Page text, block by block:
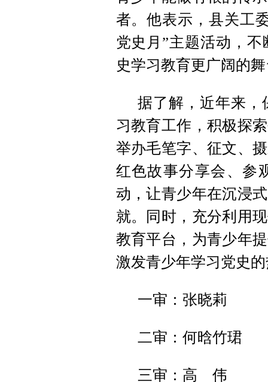
者。他表示，县关工
党史月”主题活动，
史学习教育更广阔的
据了解，近年来，
习教育工作，积极探
举办毛笔字、征文、
红色故事分享会、参
动，让青少年在沉浸
就。同时，充分利用
教育平台，为青少年
激发青少年学习党史
一审：张晓莉
二审：何晗竹珺
三审：高 伟